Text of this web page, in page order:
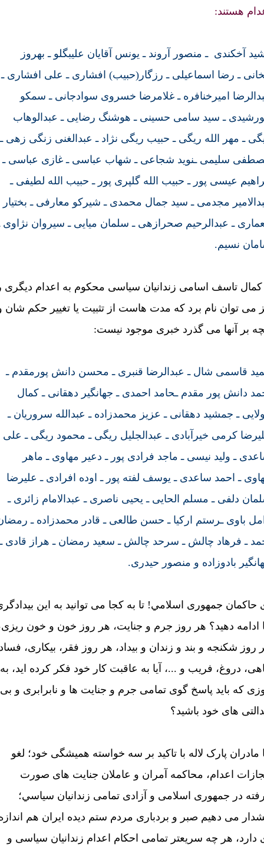
هستند:
آخکندی ـ منصور آروند ـ يونس آقايان عليبگلو ـ بهروز
ـ رضا اسماعيلی ـ رزگار(حبيب) افشاری ـ علی افشاری ـ
اميرخنافره ـ غلامرضا خسروی سوادجانی ـ سمکو
ـ سيد سامی حسينی ـ هوشنگ رضايی ـ عبدالوهاب
ـ مهر الله ريگی ـ حبيب ريگی نژاد ـ عبدالغنی زنگی زهی ـ
سليمی ـنويد شجاعی ـ شهاب عباسی ـ غازی عباسی ـ
عيسی پور ـ حبيب الله گلپری پور ـ حبيب الله لطيفی ـ
مجدمی ـ سيد جمال محمدی ـ شيرکو معارفی ـ بختيار
ـ عبدالرحيم صحرازهی ـ سلمان ميايی ـ سيروان نژاوی
نسيم.
کمال تاسف اسامی زندانيان سياسی محکوم به اعدام ديگری
می توان نام برد که مدت هاست از تثبيت يا تغيير حکم شان
بر آنها می گذرد خبری موجود نيست:
قاسمی شال ـ عبدالرضا قنبری ـ محسن دانش پورمقدم ـ
دانش پور مقدم ـحامد احمدی ـ جهانگير دهقانی ـ کمال
ـ جمشيد دهقانی ـ عزيز محمدزاده ـ عبدالله سروريان ـ
کرمی خيرآبادی ـ عبدالجليل ريگی ـ محمود ريگی ـ علی
ـ وليد نيسی ـ ماجد فرادی پور ـ دعير مهاوی ـ ماهر
ـ احمد ساعدی ـ يوسف لفته پور ـ اوده افرادی ـ عليرضا
دلفی ـ مسلم الحايی ـ يحيی ناصری ـ عبدالامام زائری ـ
باوی ـرستم ارکيا ـ حسن طالعی ـ قادر محمدزاده ـ
ـ فرهاد چالش ـ سرحد چالش ـ سعيد رمضان ـ هراز قادی ـ
بادوزاده و منصور حيدری.
حاکمان جمهوری اسلامي! تا به کجا می توانيد به اين
ادامه دهيد؟ هر روز جرم و جنايت، هر روز خون و خون
روز شکنجه و بند و زندان و بيداد، هر روز فقر، بيکاری،
دروغ، فريب و ...، آيا به عاقبت کار خود فکر کرده ايد، به
که بايد پاسخ گوی تمامی جرم و جنايت ها و نابرابری و بی
های خود باشيد؟
مادران پارک لاله با تاکيد بر سه خواسته هميشگی خود؛ لغو
اعدام، محاکمه آمران و عاملان جنايت های صورت
در جمهوری اسلامی و آزادی تمامی زندانيان سياسي؛
می دهيم صبر و بردباری مردم ستم ديده ايران هم
دارد، هر چه سريعتر تمامی احکام اعدام زندانيان سياسی و